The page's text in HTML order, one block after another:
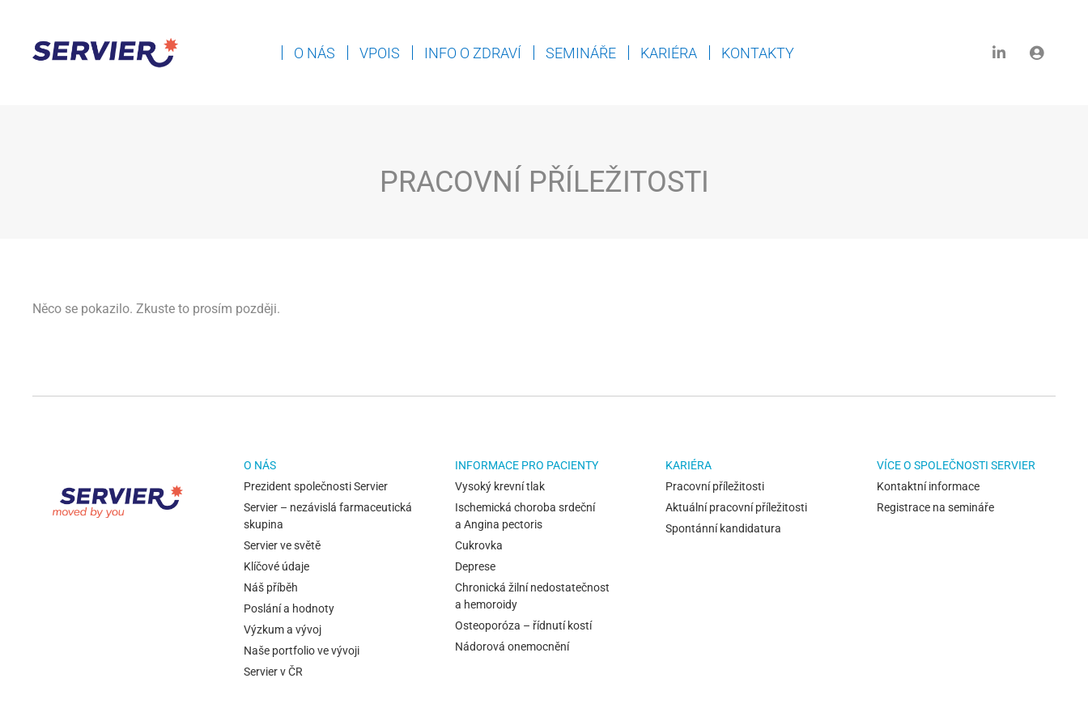
O NÁS VPOIS INFO O ZDRAVÍ SEMINÁŘE KARIÉRA KONTAKTY
PRACOVNÍ PŘÍLEŽITOSTI
Něco se pokazilo. Zkuste to prosím později.
O NÁS
Prezident společnosti Servier
Servier – nezávislá farmaceutická
skupina
Servier ve světě
Klíčové údaje
Náš příběh
Poslání a hodnoty
Výzkum a vývoj
Naše portfolio ve vývoji
Servier v ČR
INFORMACE PRO PACIENTY
Vysoký krevní tlak
Ischemická choroba srdeční
a Angina pectoris
Cukrovka
Deprese
Chronická žilní nedostatečnost
a hemoroidy
Osteoporóza – řídnutí kostí
Nádorová onemocnění
KARIÉRA
Pracovní příležitosti
Aktuální pracovní příležitosti
Spontánní kandidatura
VÍCE O SPOLEČNOSTI SERVIER
Kontaktní informace
Registrace na semináře